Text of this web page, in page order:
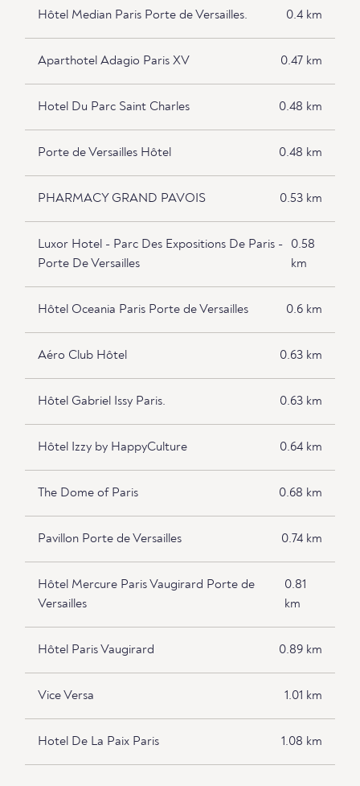
Hôtel Median Paris Porte de Versailles. 0.4 km
Aparthotel Adagio Paris XV 0.47 km
Hotel Du Parc Saint Charles 0.48 km
Porte de Versailles Hôtel 0.48 km
PHARMACY GRAND PAVOIS 0.53 km
Luxor Hotel - Parc Des Expositions De Paris -
Porte De Versailles
0.58
km
Hôtel Oceania Paris Porte de Versailles 0.6 km
Aéro Club Hôtel 0.63 km
Hôtel Gabriel Issy Paris. 0.63 km
Hôtel Izzy by HappyCulture 0.64 km
The Dome of Paris 0.68 km
Pavillon Porte de Versailles 0.74 km
Hôtel Mercure Paris Vaugirard Porte de
Versailles
0.81
km
Hôtel Paris Vaugirard 0.89 km
Vice Versa 1.01 km
Hotel De La Paix Paris 1.08 km